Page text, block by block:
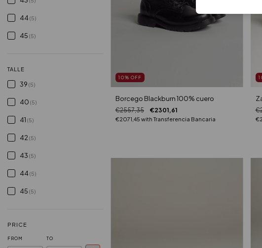
44 (5)
45 (5)
TALLE
39 (5)
40 (5)
41 (5)
42 (5)
43 (5)
44 (5)
45 (5)
PRICE
FROM TO
10% OFF
Borcego Blackburn 100% cuero
€2557,35 €2301,61
€2071,45 with Transferencia Bancaria